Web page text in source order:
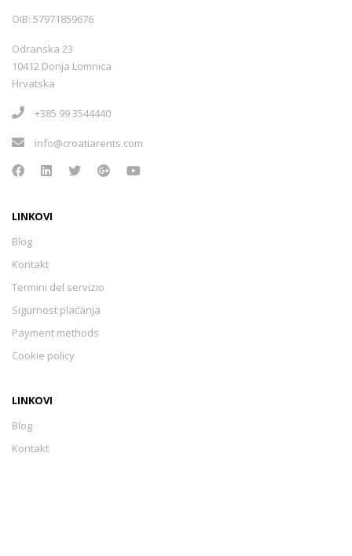
OIB: 57971859676
Odranska 23
10412 Donja Lomnica
Hrvatska
+385 99 3544440
info@croatiarents.com
LINKOVI
Blog
Kontakt
Termini del servizio
Sigurnost plaćanja
Payment methods
Cookie policy
LINKOVI
Blog
Kontakt